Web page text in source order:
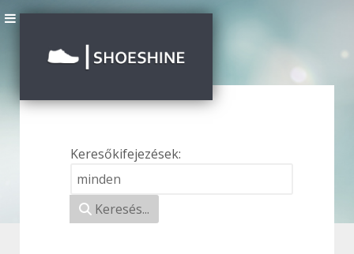
Keresési űrlap
Keresőkifejezések:
Keresés...